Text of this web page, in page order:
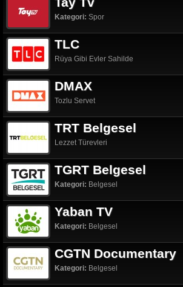
Kategori: Spor
TLC
Rüya Gibi Evler Sahilde
DMAX
Tozlu Servet
TRT Belgesel
Lezzet Türevleri
TGRT Belgesel
Kategori: Belgesel
Yaban TV
Kategori: Belgesel
CGTN Documentary
Kategori: Belgesel